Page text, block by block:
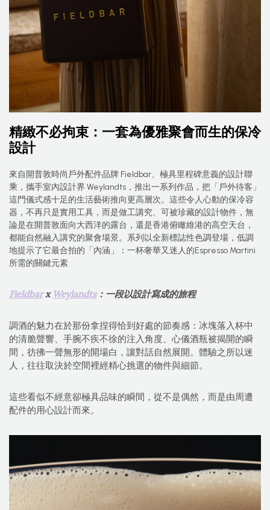
精緻不必拘束：一套為優雅聚會而生的保冷
設計
來自開普敦時尚戶外配件品牌 Fieldbar、極具里程碑意義的設計聯
乘，攜手室內設計界 Weylandts，推出一系列作品，把「戶外待客」
這門儀式感十足的生活藝術推向更高層次。這些令人心動的保冷容
器，不再只是實用工具，而是做工講究、可被珍藏的設計物件，無
論是在開普敦面向大西洋的露台，還是香港俯瞰維港的高空天台，
都能自然融入講究的聚會場景。系列以全新標誌性色調登場，低調
地提示了它最合拍的「內涵」：一杯奢華又迷人的Espresso Martini
所需的關鍵元素
Fieldbarx Weylandts：一段以設計寫成的旅程
調酒的魅力在於那份拿捏得恰到好處的節奏感：冰塊落入杯中
的清脆聲響、手腕不疾不徐的注入角度、心儀酒瓶被揭開的瞬
間，彷彿一聲無形的開場白，讓對話自然展開。體驗之所以迷
人，往往取決於空間裡經精心挑選的物件與細節。
這些看似不經意卻極具品味的瞬間，從不是偶然，而是由周遭
配件的用心設計而來。